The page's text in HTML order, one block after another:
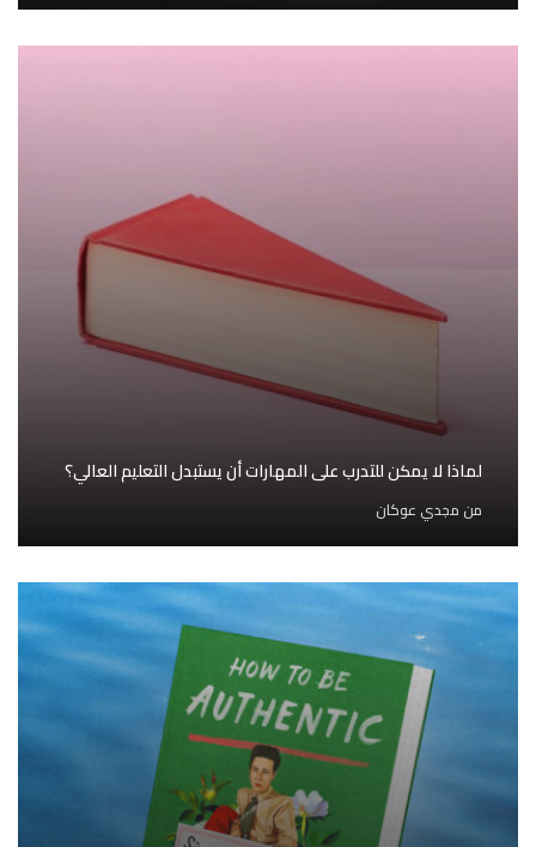
لماذا لا يمكن للتدرب على المهارات أن يستبدل التعليم العالي؟
من مجدي عوكان